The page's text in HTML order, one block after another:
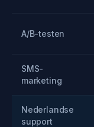
A/B-testen
SMS-
marketing
Nederlandse
support